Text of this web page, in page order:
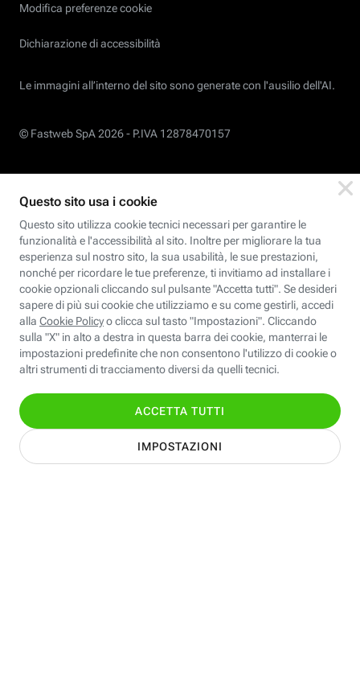
Modifica preferenze cookie
Dichiarazione di accessibilità
Le immagini all’interno del sito sono generate con l'ausilio dell'AI.
© Fastweb SpA 2026 - P.IVA 12878470157